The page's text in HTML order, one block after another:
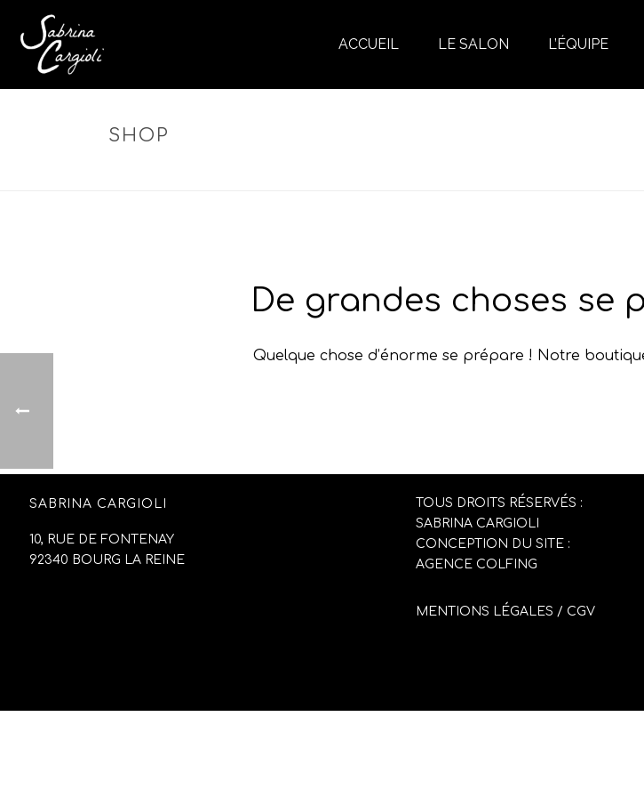
ACCUEIL LE SALON L’ÉQUIPE
SHOP
De grandes choses se
Quelque chose d’énorme se prépare ! Notre
SABRINA CARGIOLI
10, RUE DE FONTENAY
92340 BOURG LA REINE
TOUS DROITS RÉSERVÉS :
SABRINA CARGIOLI
CONCEPTION DU SITE :
AGENCE COLFING
MENTIONS LÉGALES / CGV